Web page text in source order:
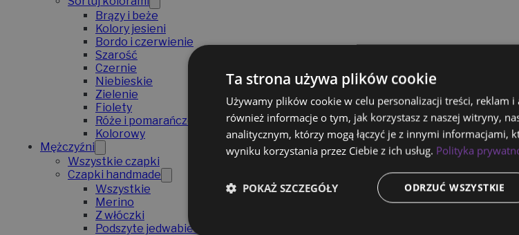
Brązy i beże
Kolory jesieni
Bordo i czerwienie
Szarość
Czernie
Niebieskie
Zielenie
Fiolety
Róże i pomarańcze
Kolorowy
Mężczyźni
Wszystkie czapki
Czapki handmade
Wszystkie
Merino
Z włóczki
Podszyte jedwabiem
Ta strona używa plików cookie
Używamy plików cookie w celu personalizacji treści, reklam
również informacje o tym, jak korzystasz z naszej witryny,
analitycznym, którzy mogą łączyć je z innymi informacjami,
wyniku korzystania przez Ciebie z ich usług. Polityka
ODRZUĆ WSZYSTKIE
POKAŻ SZCZEGÓŁY